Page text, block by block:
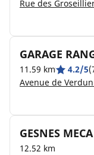
Rue des
GARAGE
11.59 km 4.2/5
Avenue de Verdun
GESNES MECA
12.52 km